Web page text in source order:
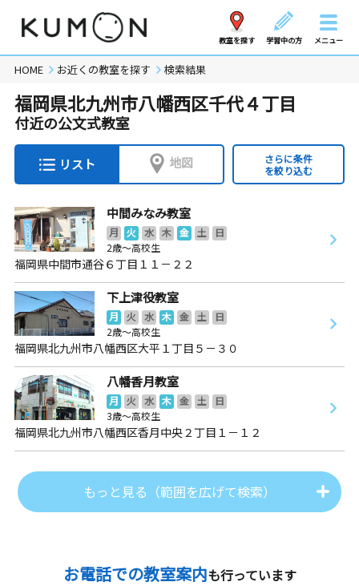
教室を探す 学習中の方 メニュー
HOME お近くの教室を探す 検索結果
福岡県北九州市八幡西区千代４丁目
付近の公文式教室
リスト 地図
さらに条件
を絞り込む
中間みなみ教室
月 火 水 木 金 土
日
2歳～高校生
福岡県中間市通谷６丁目１１－２２
下上津役教室
月 火 水 木 金 土
日
2歳～高校生
福岡県北九州市八幡西区大平１丁目５－３０
八幡香月教室
月 火 水 木 金 土
日
3歳～高校生
福岡県北九州市八幡西区香月中央２丁目１－１２
もっと見る（範囲を広げて検索）
お電話での教室案内も行っています